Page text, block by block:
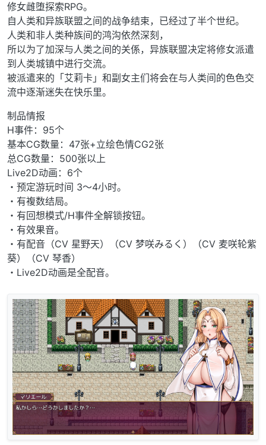
修女雌堕探索RPG。
自人类和异族联盟之间的战争结束，已经过了半个世纪。
人类和非人类种族间的鸿沟依然深刻，
所以为了加深与人类之间的关係，异族联盟决定将修女派遣
到人类城镇中进行交流。
被派遣来的「艾莉卡」和副女主们将会在与人类间的色色交
流中逐渐迷失在快乐里。
制品情报
H事件：95个
基本CG数量：47张+立绘色情CG2张
总CG数量：500张以上
Live2D动画：6个
・预定游玩时间 3～4小时。
・有複数结局。
・有回想模式/H事件全解锁按钮。
・有效果音。
・有配音（CV 星野天）（CV 梦咲みるく）（CV 麦咲轮紫
葵）（CV 琴香）
・Live2D动画是全配音。